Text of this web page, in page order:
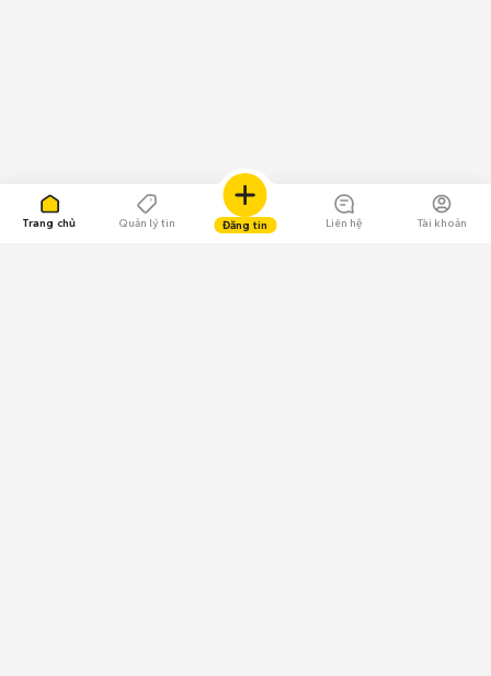
Trang chủ Quản lý tin Đăng tin Liên hệ Tài khoản